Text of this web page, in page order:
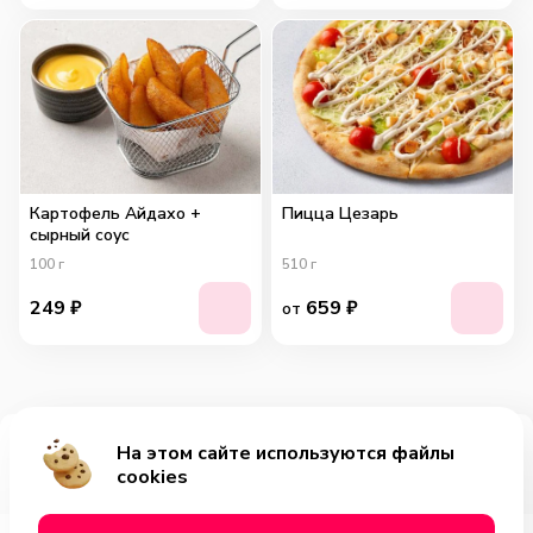
Добавить за 289₽
Картофель Айдахо +
сырный соус
100 г
249 ₽
Пицца Цезарь
510 г
от 659 ₽
На этом сайте используются файлы
cookies